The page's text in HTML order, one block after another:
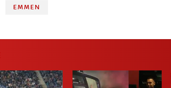
EMMEN